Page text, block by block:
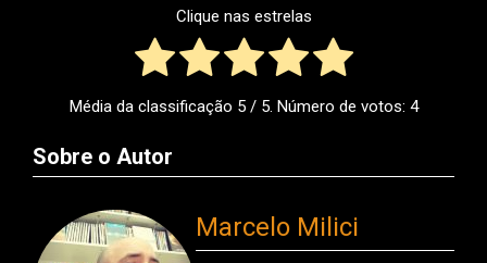
Clique nas estrelas
Média da classificação 5/ 5. Número de votos: 4
Sobre o Autor
Marcelo Milici